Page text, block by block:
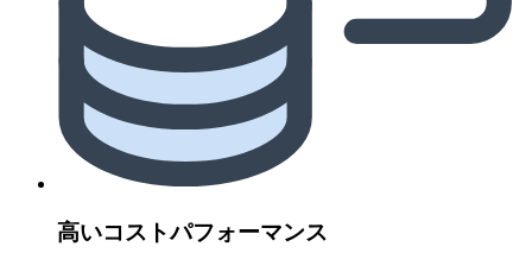
高いコストパフォーマンス